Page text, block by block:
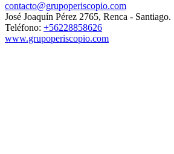
contacto@grupoperiscopio.com
José Joaquín Pérez 2765, Renca - Santiago.
Teléfono: +56228858626
www.grupoperiscopio.com